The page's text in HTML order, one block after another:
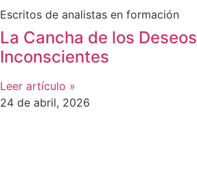
Escritos de analistas en formación
La Cancha de los Deseos
Inconscientes
Leer artículo »
24 de abril, 2026